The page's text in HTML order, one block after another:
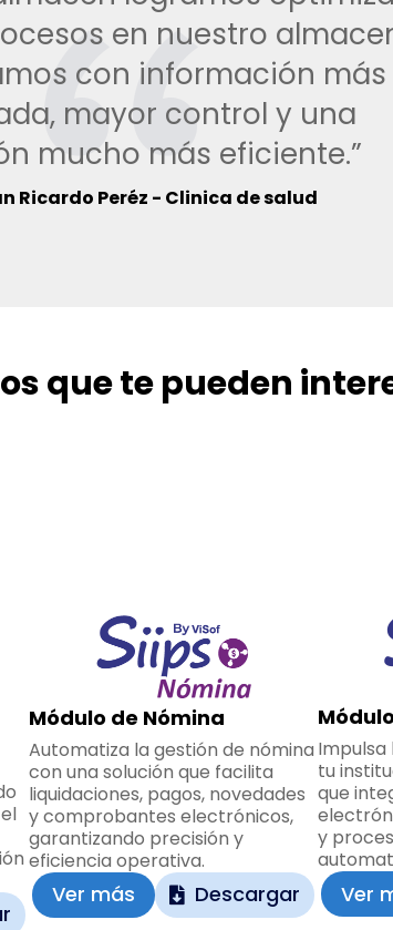
en nuestro
con información más
mayor control y una
mucho más eficiente.”
Ricardo Peréz - Clinica de salud
que te pueden
Módulo de Nómina
Automatiza la gestión de nómina
con una solución que facilita
liquidaciones, pagos, novedades
y comprobantes electrónicos,
garantizando precisión y
eficiencia operativa.
Ver más Descargar
Impulsa
tu
que
y
Ver